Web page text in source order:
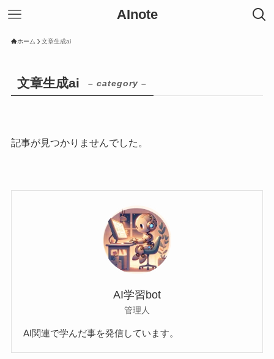
AInote
ホーム 文章生成ai
文章生成ai – category –
記事が見つかりませんでした。
AI学習bot
管理人
AI関連で学んだ事を発信しています。